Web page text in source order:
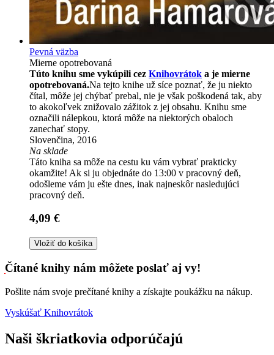
Pevná väzba
Mierne opotrebovaná
Túto knihu sme vykúpili cez Knihovrátok a je mierne
opotrebovaná.Na tejto knihe už síce poznať, že ju niekto
čítal, môže jej chýbať prebal, nie je však poškodená tak, aby
to akokoľvek znižovalo zážitok z jej obsahu. Knihu sme
označili nálepkou, ktorá môže na niektorých obaloch
zanechať stopy.
Slovenčina, 2016
Na sklade
Táto kniha sa môže na cestu ku vám vybrať prakticky
okamžite! Ak si ju objednáte do 13:00 v pracovný deň,
odošleme vám ju ešte dnes, inak najneskôr nasledujúci
pracovný deň.
4,09 €
Vložiť do košíka
Čítané knihy nám môžete poslať aj vy!
Pošlite nám svoje prečítané knihy a získajte poukážku na nákup.
Vyskúšať Knihovrátok
Naši škriatkovia odporúčajú